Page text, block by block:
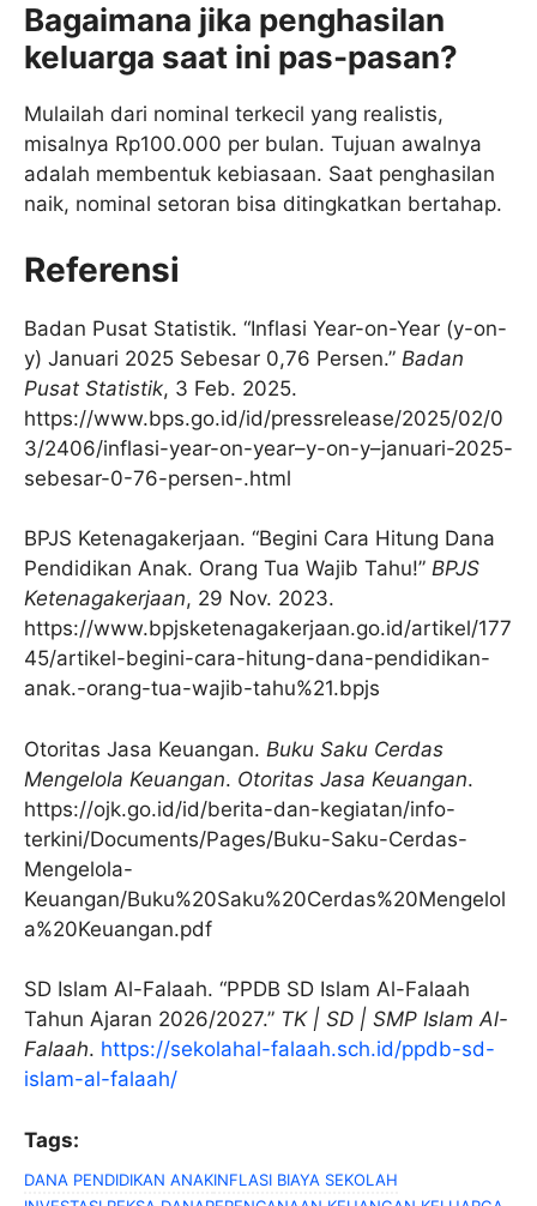
Bagaimana jika penghasilan
keluarga saat ini pas-pasan?
Mulailah dari nominal terkecil yang realistis,
misalnya Rp100.000 per bulan. Tujuan awalnya
adalah membentuk kebiasaan. Saat penghasilan
naik, nominal setoran bisa ditingkatkan bertahap.
Referensi
Badan Pusat Statistik. “Inflasi Year-on-Year (y-on-
y) Januari 2025 Sebesar 0,76 Persen.” Badan
Pusat Statistik, 3 Feb. 2025.
https://www.bps.go.id/id/pressrelease/2025/02/0
3/2406/inflasi-year-on-year–y-on-y–januari-2025-
sebesar-0-76-persen-.html
BPJS Ketenagakerjaan. “Begini Cara Hitung Dana
Pendidikan Anak. Orang Tua Wajib Tahu!” BPJS
Ketenagakerjaan, 29 Nov. 2023.
https://www.bpjsketenagakerjaan.go.id/artikel/177
45/artikel-begini-cara-hitung-dana-pendidikan-
anak.-orang-tua-wajib-tahu%21.bpjs
Otoritas Jasa Keuangan. Buku Saku Cerdas
Mengelola Keuangan. Otoritas Jasa Keuangan.
https://ojk.go.id/id/berita-dan-kegiatan/info-
terkini/Documents/Pages/Buku-Saku-Cerdas-
Mengelola-
Keuangan/Buku%20Saku%20Cerdas%20Mengelol
a%20Keuangan.pdf
SD Islam Al-Falaah. “PPDB SD Islam Al-Falaah
Tahun Ajaran 2026/2027.” TK | SD | SMP Islam Al-
Falaah. https://sekolahal-falaah.sch.id/ppdb-sd-
islam-al-falaah/
Tags:
DANA PENDIDIKAN ANAKINFLASI BIAYA SEKOLAH